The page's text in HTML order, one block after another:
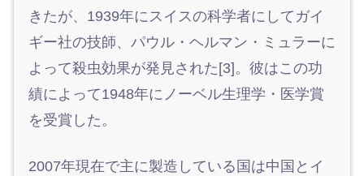
きたが、1939年にスイスの科学者にしてガイ
ギー社の技師、パウル・ヘルマン・ミュラーに
よって殺虫効果が発見された[3]。彼はこの功
績によって1948年にノーベル生理学・医学賞
を受賞した。
2007年現在で主に製造している国は中国とイ